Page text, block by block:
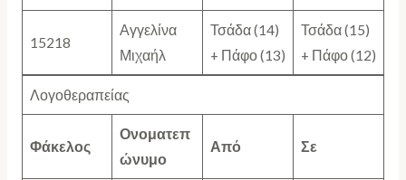
15218
Αγγελίνα
Μιχαήλ
Τσάδα (14)
+ Πάφο (13)
Τσάδα (15)
+ Πάφο (12)
Λογοθεραπείας
Φάκελος
Ονοματεπ
ώνυμο
Από Σε